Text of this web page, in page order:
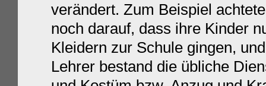
verändert. Zum Beispiel
noch darauf, dass ihre Kinder
Kleidern zur Schule gingen,
Lehrer bestand die übliche